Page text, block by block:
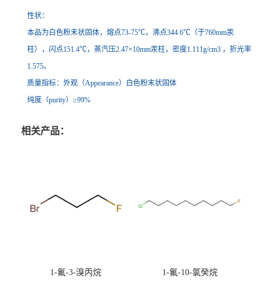
性状：
本品为白色粉末状固体，熔点73-75℃，沸点344.6℃（于760mm汞
柱），闪点151.4℃，蒸汽压2.47×10mm汞柱，密度1.111g/cm3 ，折光率
1.575。
质量指标：外观（Appearance）白色粉末状固体
纯度（purity）≥99%
相关产品：
1-氟-3-溴丙烷 1-氟-10-氯癸烷